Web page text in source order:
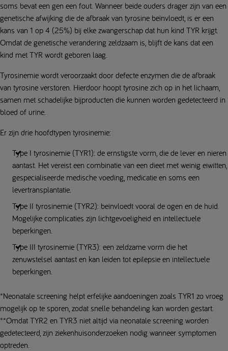
soms bevat een gen een fout. Wanneer beide ouders drager zijn van een
genetische afwijking die de afbraak van tyrosine beïnvloedt, is er een
kans van 1 op 4 (25%) bij elke zwangerschap dat hun kind TYR krijgt.
Omdat de genetische verandering zeldzaam is, blijft de kans dat een
kind met TYR wordt geboren laag.
Tyrosinemie wordt veroorzaakt door defecte enzymen die de afbraak
van tyrosine verstoren. Hierdoor hoopt tyrosine zich op in het lichaam,
samen met schadelijke bijproducten die kunnen worden gedetecteerd in
bloed of urine.
Er zijn drie hoofdtypen tyrosinemie:
Type I tyrosinemie (TYR1): de ernstigste vorm, die de lever en nieren
aantast. Het vereist een combinatie van een dieet met weinig eiwitten,
gespecialiseerde medische voeding, medicatie en soms een
levertransplantatie.
Type II tyrosinemie (TYR2): beïnvloedt vooral de ogen en de huid.
Mogelijke complicaties zijn lichtgevoeligheid en intellectuele
beperkingen.
Type III tyrosinemie (TYR3): een zeldzame vorm die het
zenuwstelsel aantast en kan leiden tot epilepsie en intellectuele
beperkingen.
*Neonatale screening helpt erfelijke aandoeningen zoals TYR1 zo vroeg
mogelijk op te sporen, zodat snelle behandeling kan worden gestart.
**Omdat TYR2 en TYR3 niet altijd via neonatale screening worden
gedetecteerd, zijn ziekenhuisonderzoeken nodig wanneer symptomen
optreden.